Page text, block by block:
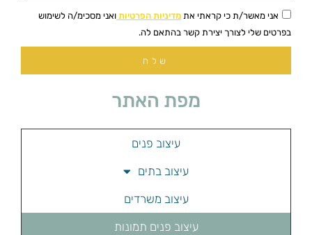
מפת האתר
עיצוב פנים
עיצוב בתים
עיצוב משרדים
עיצוב פנים תמונות
אני מאשר/ת כי קראתי את מדיניות הפרטיות ואני מסכימ/ה לשימוש
בפרטים שלי לצורך יצירת קשר בהתאם לה.
שלח